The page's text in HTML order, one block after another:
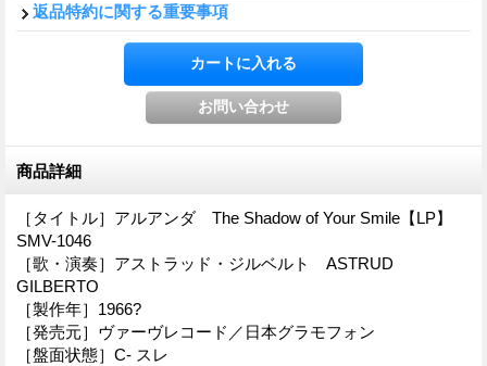
返品特約に関する重要事項
商品詳細
［タイトル］アルアンダ The Shadow of Your Smile【LP】
SMV-1046
［歌・演奏］アストラッド・ジルベルト ASTRUD
GILBERTO
［製作年］1966?
［発売元］ヴァーヴレコード／日本グラモフォン
［盤面状態］C- スレ